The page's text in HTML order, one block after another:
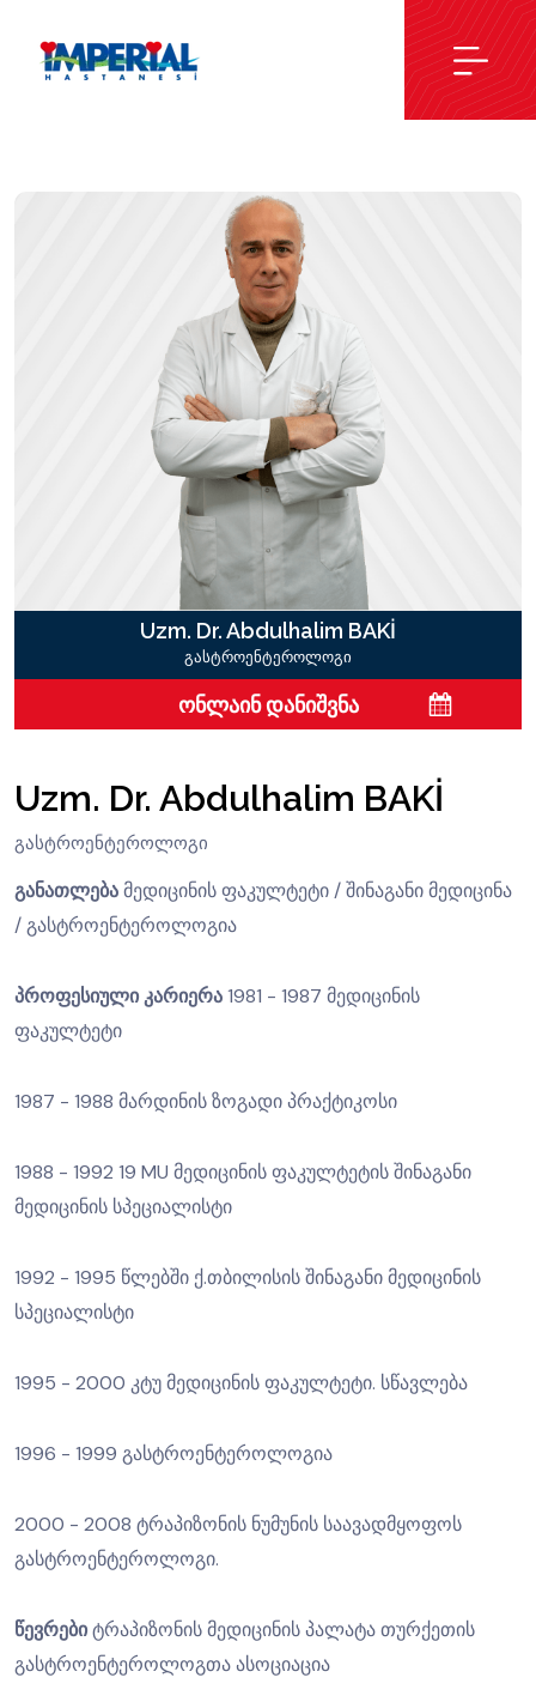
Uzm. Dr. Abdulhalim BAKİ
გასტროენტეროლოგი
ონლაინ დანიშვნა
Uzm. Dr. Abdulhalim BAKİ
გასტროენტეროლოგი
განათლებამედიცინის ფაკულტეტი / შინაგანი მედიცინა
/ გასტროენტეროლოგია
პროფესიული კარიერა1981 - 1987 მედიცინის
ფაკულტეტი
1987 - 1988 მარდინის ზოგადი პრაქტიკოსი
1988 - 1992 19 MU მედიცინის ფაკულტეტის შინაგანი
მედიცინის სპეციალისტი
1992 - 1995 წლებში ქ.თბილისის შინაგანი მედიცინის
სპეციალისტი
1995 - 2000 კტუ მედიცინის ფაკულტეტი. სწავლება
1996 - 1999 გასტროენტეროლოგია
2000 - 2008 ტრაპიზონის ნუმუნის საავადმყოფოს
გასტროენტეროლოგი.
წევრებიტრაპიზონის მედიცინის პალატა თურქეთის
გასტროენტეროლოგთა ასოციაცია